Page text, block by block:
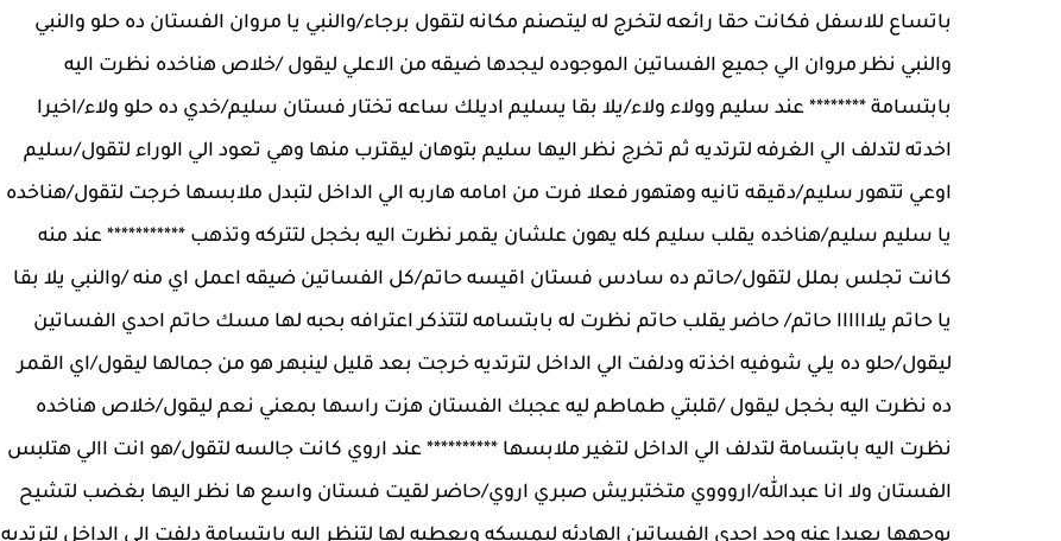
باتساع للاسفل فكانت حقا رائعه لتخرج له ليتصنم مكانه لتقول برجاء/والنبي يا مروان الفستان ده حلو والنبي
والنبي نظر مروان الي جميع الفساتين الموجوده ليجدها ضيقه من الاعلي ليقول /خلاص هناخده نظرت اليه
بابتسامة ******** عند سليم وولاء ولاء/يلا بقا يسليم اديلك ساعه تختار فستان سليم/خدي ده حلو ولاء/اخيرا
اخدته لتدلف الي الغرفه لترتديه ثم تخرج نظر اليها سليم بتوهان ليقترب منها وهي تعود الي الوراء لتقول/سليم
اوعي تتهور سليم/دقيقه تانيه وهتهور فعلا فرت من امامه هاربه الي الداخل لتبدل ملابسها خرجت لتقول/هناخده
يا سليم سليم/هناخده يقلب سليم كله يهون علشان يقمر نظرت اليه بخجل لتتركه وتذهب *********** عند منه
كانت تجلس بملل لتقول/حاتم ده سادس فستان اقيسه حاتم/كل الفساتين ضيقه اعمل اي منه /والنبي يلا بقا
يا حاتم يلاااااا حاتم/ حاضر يقلب حاتم نظرت له بابتسامه لتتذكر اعترافه بحبه لها مسك حاتم احدي الفساتين
ليقول/حلو ده يلي شوفيه اخذته ودلفت الي الداخل لترتديه خرجت بعد قليل لينبهر هو من جمالها ليقول/اي القمر
ده نظرت اليه بخجل ليقول /قلبتي طماطم ليه عجبك الفستان هزت راسها بمعني نعم ليقول/خلاص هناخده
نظرت اليه بابتسامة لتدلف الي الداخل لتغير ملابسها ********** عند اروي كانت جالسه لتقول/هو انت االي هتلبس
الفستان ولا انا عبدالله/اروووي متختبريش صبري اروي/حاضر لقيت فستان واسع ها نظر اليها بغضب لتشيح
بوجهها بعيدا عنه وجد احدي الفساتين الهادئه ليمسكه ويعطيه لها لتنظر اليه بابتسامة دلفت الي الداخل لترتديه